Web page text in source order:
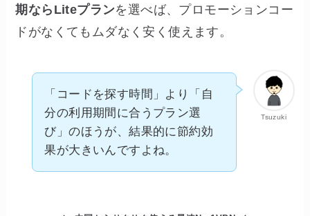
期ならLiteプランを選べば、プロモーションコー
ドがなくてもムダなく安く使えます。
Tsuzuki
「コードを探す時間」より「自
分の利用期間に合うプラン選
び」のほうが、結果的に節約効
果が大きいんですよね。